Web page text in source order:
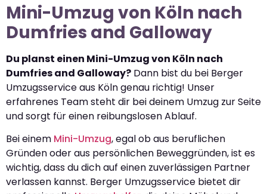
Mini-Umzug von Köln nach
Dumfries and Galloway
Du planst einen Mini-Umzug von Köln nach
Dumfries and Galloway? Dann bist du bei Berger
Umzugsservice aus Köln genau richtig! Unser
erfahrenes Team steht dir bei deinem Umzug zur Seite
und sorgt für einen reibungslosen Ablauf.
Bei einem Mini-Umzug, egal ob aus beruflichen
Gründen oder aus persönlichen Beweggründen, ist es
wichtig, dass du dich auf einen zuverlässigen Partner
verlassen kannst. Berger Umzugsservice bietet dir